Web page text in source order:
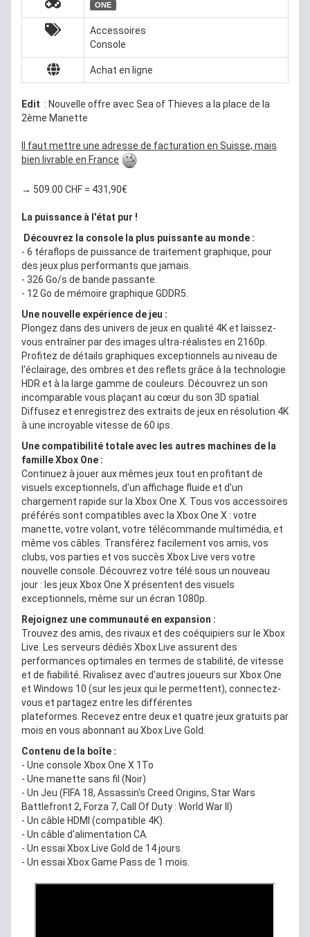
ONE
Accessoires
Console
Achat en ligne
Edit : Nouvelle offre avec Sea of Thieves a la place de la
2ème Manette
Il faut mettre une adresse de facturation en Suisse, mais
bien livrable en France
→ 509.00 CHF = 431,90€
La puissance à l'état pur !
Découvrez la console la plus puissante au monde :
- 6 téraflops de puissance de traitement graphique, pour
des jeux plus performants que jamais.
- 326 Go/s de bande passante.
- 12 Go de mémoire graphique GDDR5.
Une nouvelle expérience de jeu :
Plongez dans des univers de jeux en qualité 4K et laissez-
vous entraîner par des images ultra-réalistes en 2160p.
Profitez de détails graphiques exceptionnels au niveau de
l'éclairage, des ombres et des reflets grâce à la technologie
HDR et à la large gamme de couleurs. Découvrez un son
incomparable vous plaçant au cœur du son 3D spatial.
Diffusez et enregistrez des extraits de jeux en résolution 4K
à une incroyable vitesse de 60 ips.
Une compatibilité totale avec les autres machines de la
famille Xbox One :
Continuez à jouer aux mêmes jeux tout en profitant de
visuels exceptionnels, d'un affichage fluide et d'un
chargement rapide sur la Xbox One X. Tous vos accessoires
préférés sont compatibles avec la Xbox One X : votre
manette, votre volant, votre télécommande multimédia, et
même vos câbles. Transférez facilement vos amis, vos
clubs, vos parties et vos succès Xbox Live vers votre
nouvelle console. Découvrez votre télé sous un nouveau
jour : les jeux Xbox One X présentent des visuels
exceptionnels, même sur un écran 1080p.
Rejoignez une communauté en expansion :
Trouvez des amis, des rivaux et des coéquipiers sur le Xbox
Live. Les serveurs dédiés Xbox Live assurent des
performances optimales en termes de stabilité, de vitesse
et de fiabilité. Rivalisez avec d'autres joueurs sur Xbox One
et Windows 10 (sur les jeux qui le permettent), connectez-
vous et partagez entre les différentes
plateformes. Recevez entre deux et quatre jeux gratuits par
mois en vous abonnant au Xbox Live Gold.
Contenu de la boîte :
- Une console Xbox One X 1To
- Une manette sans fil (Noir)
- Un Jeu (FIFA 18, Assassin's Creed Origins, Star Wars
Battlefront 2, Forza 7, Call Of Duty : World War II)
- Un câble HDMI (compatible 4K).
- Un câble d'alimentation CA.
- Un essai Xbox Live Gold de 14 jours.
- Un essai Xbox Game Pass de 1 mois.